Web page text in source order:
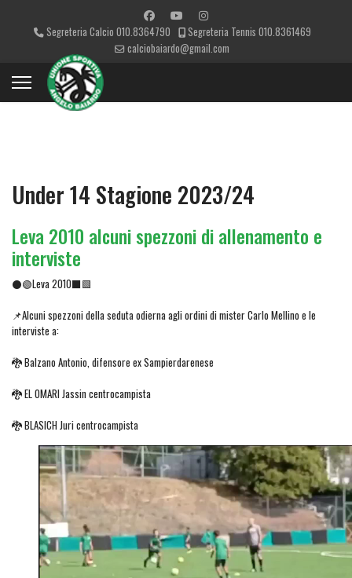
Segreteria Calcio 010.8364790
Segreteria Tennis 010.8361469
calciobaiardo@gmail.com
Under 14 Stagione 2023/24
Leva 2010 alcuni spezzoni di allenamento e
interviste
⚫🟢Leva 2010⬛🟩
📌Alcuni spezzoni della seduta odierna agli ordini di mister Carlo Mellino e le
interviste a:
🐉 Balzano Antonio, difensore ex Sampierdarenese
🐉 EL OMARI Jassin centrocampista
🐉 BLASICH Juri centrocampista